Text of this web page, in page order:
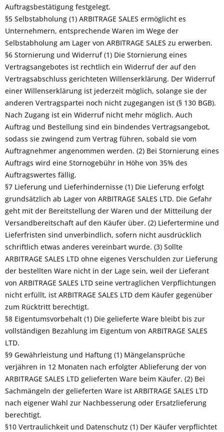
Auftragsbestätigung festgelegt.
§5 Selbstabholung (1) ARBITRAGE SALES ermöglicht es
Unternehmern, entsprechende Waren im Wege der
Selbstabholung am Lager von ARBITRAGE SALES zu erwerben.
§6 Stornierung und Widerruf (1) Die Stornierung eines
Vertragsangebotes ist rechtlich ein Widerruf der auf den
Vertragsabschluss gerichteten Willenserklärung. Der Widerruf
einer Willenserklärung ist jederzeit möglich, solange sie der
anderen Vertragspartei noch nicht zugegangen ist (§ 130 BGB).
Nach Zugang ist ein Widerruf nicht mehr möglich. Auch
Auftrag und Bestellung sind ein bindendes Vertragsangebot,
sodass sie zwingend zum Vertrag führen, sobald sie vom
Auftragnehmer angenommen werden. (2) Bei Stornierung eines
Auftrags wird eine Stornogebühr in Höhe von 35% des
Auftragswertes fällig.
§7 Lieferung und Lieferhindernisse (1) Die Lieferung erfolgt
grundsätzlich ab Lager von ARBITRAGE SALES LTD. Die Gefahr
geht mit der Bereitstellung der Waren und der Mitteilung der
Versandbereitschaft auf den Käufer über. (2) Liefertermine und
Lieferfristen sind unverbindlich, sofern nicht ausdrücklich
schriftlich etwas anderes vereinbart wurde. (3) Sollte
ARBITRAGE SALES LTD ohne eigenes Verschulden zur Lieferung
der bestellten Ware nicht in der Lage sein, weil der Lieferant
von ARBITRAGE SALES LTD seine vertraglichen Verpflichtungen
nicht erfüllt, ist ARBITRAGE SALES LTD dem Käufer gegenüber
zum Rücktritt berechtigt.
§8 Eigentumsvorbehalt (1) Die gelieferte Ware bleibt bis zur
vollständigen Bezahlung im Eigentum von ARBITRAGE SALES
LTD.
§9 Gewährleistung und Haftung (1) Mängelansprüche
verjähren in 12 Monaten nach erfolgter Ablieferung der von
ARBITRAGE SALES LTD gelieferten Ware beim Käufer. (2) Bei
Sachmängeln der gelieferten Ware ist ARBITRAGE SALES LTD
nach eigener Wahl zur Nachbesserung oder Ersatzlieferung
berechtigt.
§10 Vertraulichkeit und Datenschutz (1) Der Käufer verpflichtet